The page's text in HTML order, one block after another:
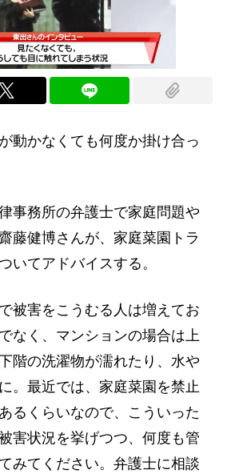
動かなくても何度か掛け合っ
事務所の弁護士で家庭問題や
藤健博さんが、家庭菜園トラ
いてアドバイスする。
被害をこうむる人は増えてお
なく、マンションの場合は上
階の洗濯物が濡れたり、水や
。最近では、家庭菜園を禁止
るくらいなので、こういった
害状況を挙げつつ、何度も管
みてください。弁護士に相談